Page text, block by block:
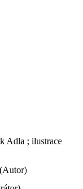
Adla ; ilustrace